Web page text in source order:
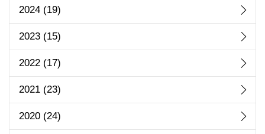
2024 (19)
2023 (15)
2022 (17)
2021 (23)
2020 (24)